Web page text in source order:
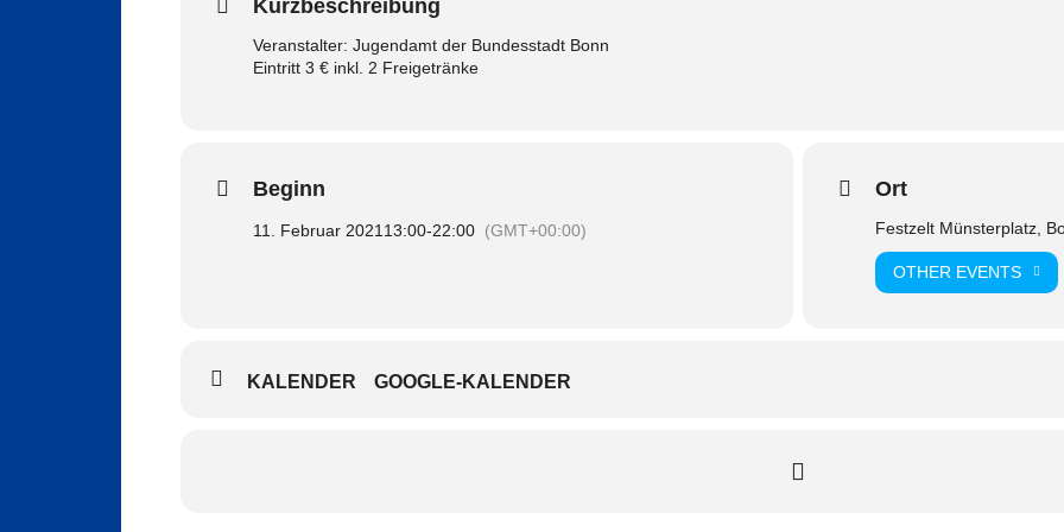
Kurzbeschreibung
Veranstalter: Jugendamt der Bundesstadt Bonn
Eintritt 3 € inkl. 2 Freigetränke
Beginn
11. Februar 2021 13:00-22:00 (GMT+00:00)
Ort
Festzelt Münsterplatz,
OTHER EVENTS
KALENDER GOOGLE-KALENDER